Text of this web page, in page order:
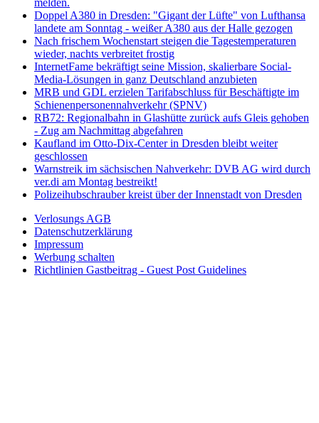
Doppel A380 in Dresden: "Gigant der Lüfte" von Lufthansa
landete am Sonntag - weißer A380 aus der Halle gezogen
Nach frischem Wochenstart steigen die Tagestemperaturen
wieder, nachts verbreitet frostig
InternetFame bekräftigt seine Mission, skalierbare Social-
Media-Lösungen in ganz Deutschland anzubieten
MRB und GDL erzielen Tarifabschluss für Beschäftigte im
Schienenpersonennahverkehr (SPNV)
RB72: Regionalbahn in Glashütte zurück aufs Gleis gehoben
- Zug am Nachmittag abgefahren
Kaufland im Otto-Dix-Center in Dresden bleibt weiter
geschlossen
Warnstreik im sächsischen Nahverkehr: DVB AG wird durch
ver.di am Montag bestreikt!
Polizeihubschrauber kreist über der Innenstadt von Dresden
Verlosungs AGB
Datenschutzerklärung
Impressum
Werbung schalten
Richtlinien Gastbeitrag - Guest Post Guidelines